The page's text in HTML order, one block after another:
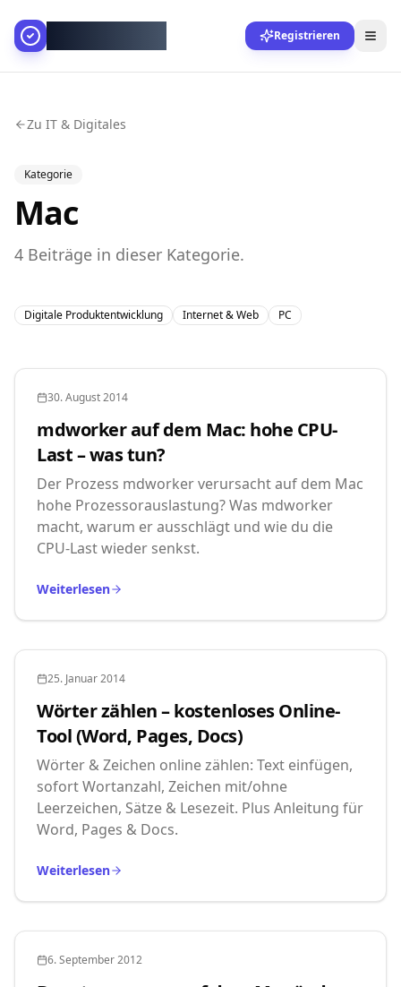
Registrieren
Zu IT & Digitales
Kategorie
Mac
4 Beiträge in dieser Kategorie.
Digitale Produktentwicklung Internet & Web PC
30. August 2014
mdworker auf dem Mac: hohe CPU-
Last – was tun?
Der Prozess mdworker verursacht auf dem Mac
hohe Prozessorauslastung? Was mdworker
macht, warum er ausschlägt und wie du die
CPU-Last wieder senkst.
Weiterlesen
25. Januar 2014
Wörter zählen – kostenloses Online-
Tool (Word, Pages, Docs)
Wörter & Zeichen online zählen: Text einfügen,
sofort Wortanzahl, Zeichen mit/ohne
Leerzeichen, Sätze & Lesezeit. Plus Anleitung für
Word, Pages & Docs.
Weiterlesen
6. September 2012